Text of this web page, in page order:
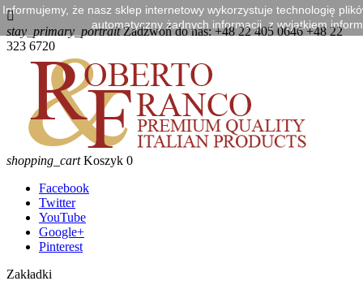

stay_primary_portraitZadzwoń do nas:+48 22 405 0646 +48 22
323 6720
shopping_cart Koszyk 0
Facebook
Twitter
YouTube
Google+
Pinterest
Zakładki
Informujemy, że nasz sklep internetowy wykorzystuje technologię
automatyczny żadnych informacji, z wyjątkiem